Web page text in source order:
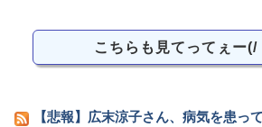
こちらも見てってぇー
【悲報】広末涼子さん、病気を患っ